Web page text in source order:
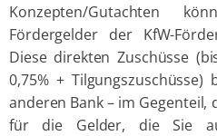
Konzepten/Gutachten
Fördergelder der KfW-
Diese direkten Zuschüsse
0,75% +
anderen Bank – im Gegenteil,
für die Gelder, die Sie